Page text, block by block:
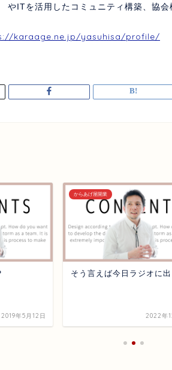
やITを活用したコミュニティ構築、協会
karaage.ne.jp/yasuhisa/profile/
2019年5月12日
からあげ屋開業
そう言えば今日ラジオに
2022年